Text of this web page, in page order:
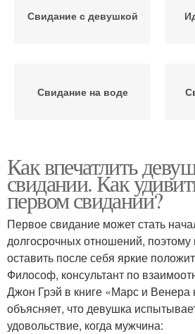
Свидание с девушкой
Свидание на воде
свиданиях
Как впечатлить
свидании. Как
первом свидании?
Первое свидание может стать
долгосрочных отношений, поэтому
оставить после себя яркие
Философ, консультант по
Джон Грэй в книге «Марс и Венера
объясняет, что девушка
удовольствие, когда мужчина: